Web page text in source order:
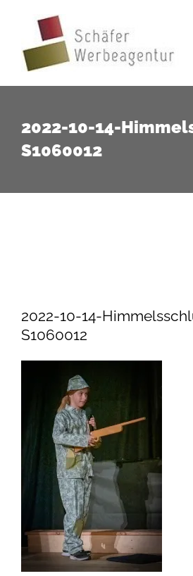
springen
2022-10-14-
S1060012
2022-10-14-
S1060012